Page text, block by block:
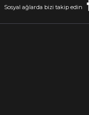
Sosyal ağlarda bizi takip edin